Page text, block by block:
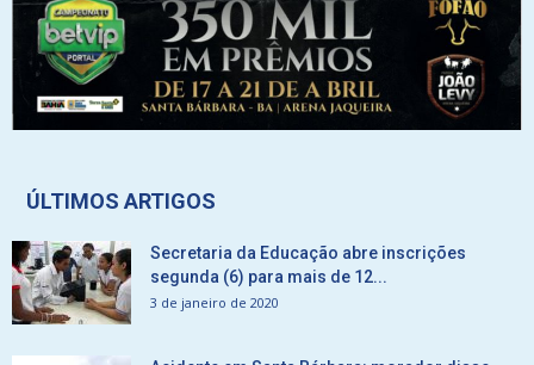
ÚLTIMOS ARTIGOS
Secretaria da Educação abre inscrições
segunda (6) para mais de 12...
3 de janeiro de 2020